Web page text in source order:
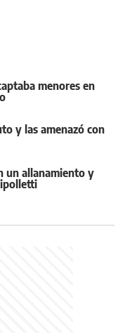
menores en
y las amenazó con
un allanamiento y